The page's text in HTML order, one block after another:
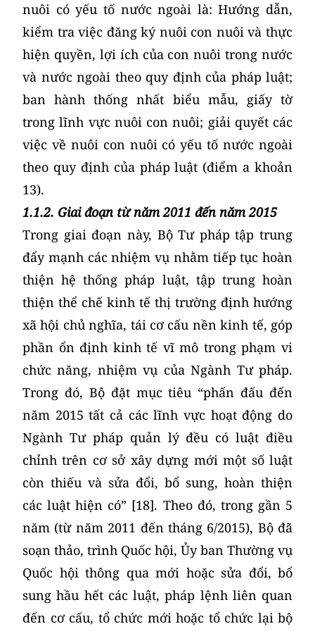
nuôi có yếu tố nước ngoài là: Hướng dẫn,
kiểm tra việc đăng ký nuôi con nuôi và thực
hiện quyền, lợi ích của con nuôi trong nước
và nước ngoài theo quy định của pháp luật;
ban hành thống nhất biểu mẫu, giấy tờ
trong lĩnh vực nuôi con nuôi; giải quyết các
việc về nuôi con nuôi có yếu tố nước ngoài
theo quy định của pháp luật (điểm a khoản
13).
1.1.2. Giai đoạn từ năm 2011 đến năm 2015
Trong giai đoạn này, Bộ Tư pháp tập trung
đẩy mạnh các nhiệm vụ nhằm tiếp tục hoàn
thiện hệ thống pháp luật, tập trung hoàn
thiện thể chế kinh tế thị trường định hướng
xã hội chủ nghĩa, tái cơ cấu nền kinh tế, góp
phần ổn định kinh tế vĩ mô trong phạm vi
chức năng, nhiệm vụ của Ngành Tư pháp.
Trong đó, Bộ đặt mục tiêu “phấn đấu đến
năm 2015 tất cả các lĩnh vực hoạt động do
Ngành Tư pháp quản lý đều có luật điều
chỉnh trên cơ sở xây dựng mới một số luật
còn thiếu và sửa đổi, bổ sung, hoàn thiện
các luật hiện có” [18]. Theo đó, trong gần 5
năm (từ năm 2011 đến tháng 6/2015), Bộ đã
soạn thảo, trình Quốc hội, Ủy ban Thường vụ
Quốc hội thông qua mới hoặc sửa đổi, bổ
sung hầu hết các luật, pháp lệnh liên quan
đến cơ cấu, tổ chức mới hoặc tổ chức lại bộ